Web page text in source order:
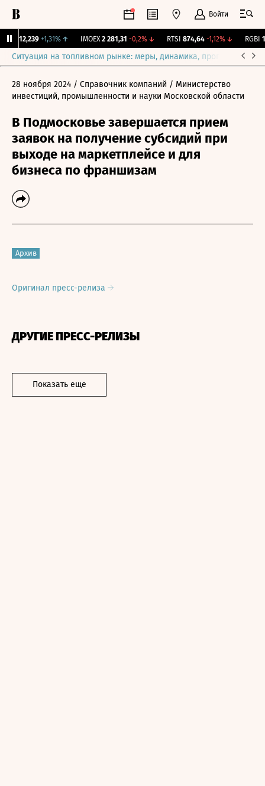
Войти
12,239 +1,31% ↑ IMOEX 2 281,31 -0,2%↓ RTSI 874,64 -1,12%↓ RGBI
Ситуация на топливном рынке: меры, динамика, прогнозы
28 ноября 2024 / Справочник компаний / Министерство
инвестиций, промышленности и науки Московской области
В Подмосковье завершается прием
заявок на получение субсидий при
выходе на маркетплейсе и для
бизнеса по франшизам
Архив
Оригинал пресс-релиза
ДРУГИЕ ПРЕСС-РЕЛИЗЫ
Показать еще